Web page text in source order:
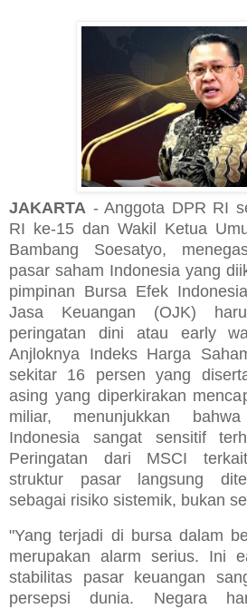
JAKARTA - Anggota DPR RI
RI ke-15 dan Wakil Ketua
Bambang Soesatyo,
pasar saham Indonesia yang
pimpinan Bursa Efek
Jasa Keuangan (OJK)
peringatan dini atau early
Anjloknya Indeks Harga
sekitar 16 persen yang
asing yang diperkirakan
miliar, menunjukkan
Indonesia sangat sensitif
Peringatan dari MSCI
struktur pasar langsung
sebagai risiko sistemik, bukan
"Yang terjadi di bursa dalam
merupakan alarm serius. Ini
stabilitas pasar keuangan
persepsi dunia. Negara